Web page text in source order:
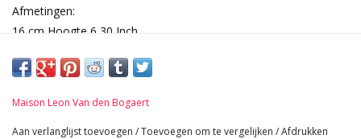
Afmetingen:
16 cm Hoogte 6,30 Inch
42 cm Lengte 16,54 Inch
Maison Leon Van den Bogaert
Aan verlanglijst toevoegen /Toevoegen om te vergelijken /Afdrukken